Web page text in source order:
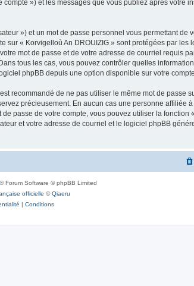
») et les messages que vous publiez après votre
») et un mot de passe personnel vous permettant de
« Korvigelloù An DROUIZIG » sont protégées par
mot de passe et de votre adresse de courriel requis
tous les cas, vous pouvez contrôler quelles
phpBB depuis une option disponible sur votre compte.
recommandé de ne pas utiliser le même mot de passe
précieusement. En aucun cas une personne affiliée
passe de votre compte, vous pouvez utiliser la fonction
et votre adresse de courriel et le logiciel phpBB
® Forum Software © phpBB Limited
officielle ©Qiaeru
| Conditions